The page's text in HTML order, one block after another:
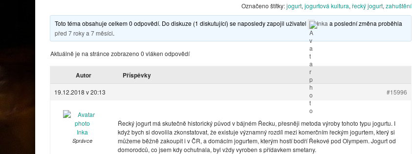
Označeno štítky:jogurt, jogurtová kultura, řecký jogurt, zahuštění
Toto téma obsahuje celkem 0 odpovědí. Do diskuze (1 diskutující) se naposledy zapojil uživatel Inka a poslední změna proběhla
před 7 roky a 7 měsíci.
Aktuálně je na stránce zobrazeno 0 vláken odpovědí
Autor Příspěvky
19.12.2018 v 20:13 #15996
Inka
Správce
Řecký jogurt má skutečně historický původ v bájném Řecku, přesněji metoda výroby tohoto typu jogurtu. I
když bych si dovolila zkonstatovat, že existuje významný rozdíl mezi komerčním řeckým jogurtem, který si
můžeme běžně zakoupit i v ČR, a domácím jogurtem, kterým hostí bodří Řekové pod Olympem. Jogurt od
domorodců, co jsem kdy ochutnala, byl vždy vyroben s přídavkem smetany.